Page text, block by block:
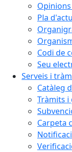
Pla
Codi de
Seu
Serveis i
Catàleg
Tràmits i
Carpeta